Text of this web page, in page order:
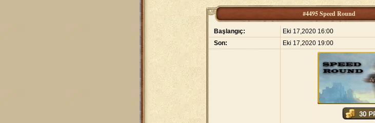
#4495 Speed Round
Başlangıç:
Eki 17,2020 16:00
Son:
Eki 17,2020 19:00